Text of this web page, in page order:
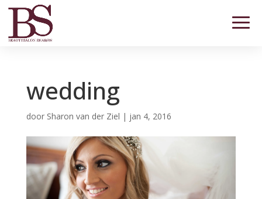
wedding
door Sharon van der Ziel | jan 4, 2016